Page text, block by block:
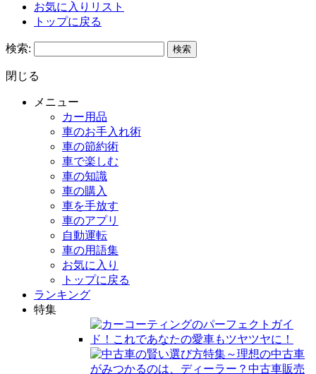
お気に入りリスト
トップに戻る
検索:
閉じる
メニュー
カー用品
車のお手入れ術
車の節約術
車で楽しむ
車の知識
車の購入
車を手放す
車のアプリ
自動運転
車の用語集
お気に入り
トップに戻る
ランキング
特集